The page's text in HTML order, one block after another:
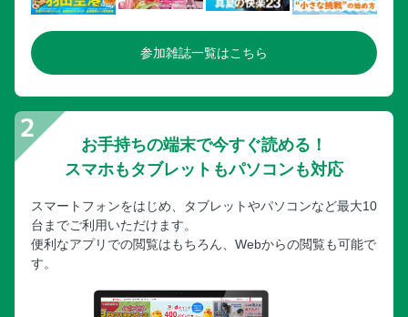
物マグロを堪能！
鹿児島タウンからひと足延ばして 周辺エリア／枕崎／レト
ロな港町でカツオ三昧
んじ食堂
鹿児島交通ガイド
さくいん
鹿児島タウンまち歩きMAP／鹿児島中央駅～天文館／天文館
中心部
鹿児島タウンまち歩きMAP／鹿児島タウン広域
鹿児島タウンまち歩きMAP／鹿児島タウン市電＆周遊バスガ
参加雑誌一覧はこちら
お手持ちの端末で今すぐ読める！
スマホもタブレットもパソコンも対応
スマートフォンをはじめ、タブレットやパソコンなど最大10
台までご利用いただけます。
便利なアプリでの閲覧はもちろん、Webからの閲覧も可能で
す。